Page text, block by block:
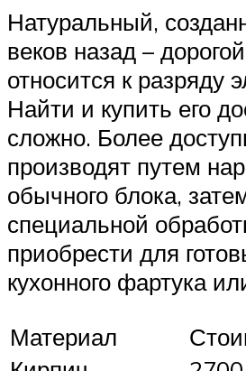
Натуральный,
веков назад –
относится к разряду
Найти и купить его
сложно. Более
производят путем
обычного блока,
специальной
приобрести для
кухонного фартука
Материал